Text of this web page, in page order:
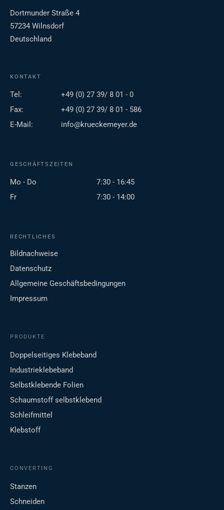
Dortmunder Straße 4
57234 Wilnsdorf
Deutschland
KONTAKT
Tel:
+49 (0) 27 39/ 8 01 - 0
Fax:
+49 (0) 27 39/ 8 01 - 586
E-Mail:
info@krueckemeyer.de
GESCHÄFTSZEITEN
Mo - Do
7:30 - 16:45
Fr
7:30 - 14:00
RECHTLICHES
Bildnachweise
Datenschutz
Allgemeine Geschäftsbedingungen
Impressum
PRODUKTE
Doppelseitiges Klebeband
Industrieklebeband
Selbstklebende Folien
Schaumstoff selbstklebend
Schleifmittel
Klebstoff
CONVERTING
Stanzen
Schneiden